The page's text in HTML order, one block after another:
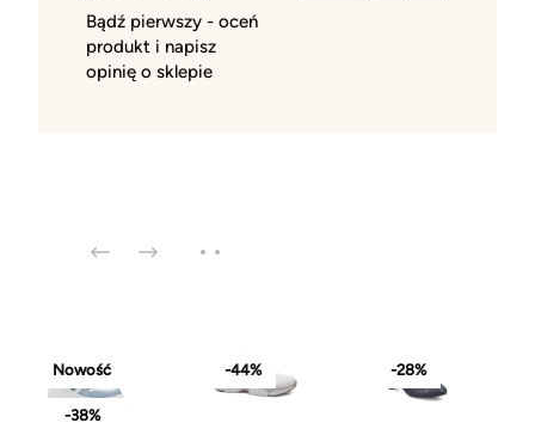
Bądź pierwszy - oceń
produkt i napisz
opinię o sklepie
Nowość
-38%
-44% -28%